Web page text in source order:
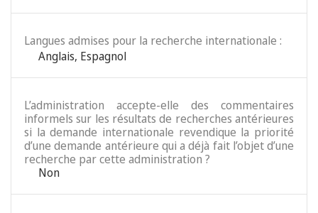
Langues admises pour la recherche internationale :
Anglais, Espagnol
L’administration accepte-elle des commentaires
informels sur les résultats de recherches antérieures
si la demande internationale revendique la priorité
d’une demande antérieure qui a déjà fait l’objet d’une
recherche par cette administration ?
Non